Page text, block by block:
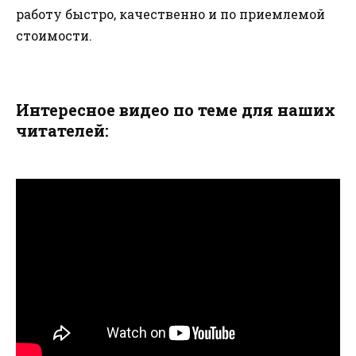
работу быстро, качественно и по приемлемой
стоимости.
Интересное видео по теме для наших
читателей: